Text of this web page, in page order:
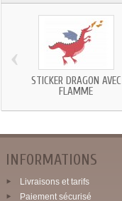
STICKER DRAGON AVEC
FLAMME
‹
INFORMATIONS
Livraisons et tarifs
Paiement sécurisé